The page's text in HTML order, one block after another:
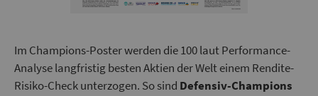
Im Champions-Poster werden die 100 laut Performance-
Analyse langfristig besten Aktien der Welt einem Rendite-
Risiko-Check unterzogen. So sind Defensiv-Champions